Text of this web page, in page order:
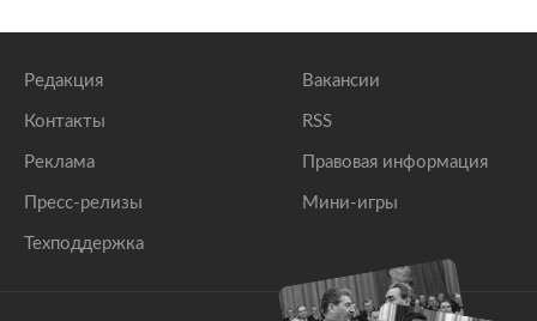
Редакция
Контакты
Реклама
Пресс-релизы
Техподдержка
Вакансии
RSS
Правовая информация
Мини-игры